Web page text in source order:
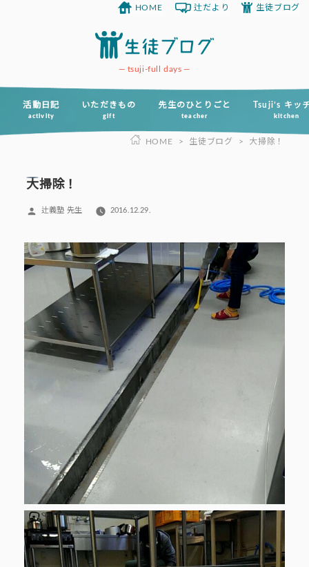
ツ
tsuji-full days
活動日記
activity
いただきもの
gift
先生のひとりごと
teacher
Tsuji’s キッ
kitchen
HOME 辻だより 生徒ブログ
HOME > 生徒ブログ > 大掃除！
大掃除！
投
辻義塾 先生 2016.12.29.